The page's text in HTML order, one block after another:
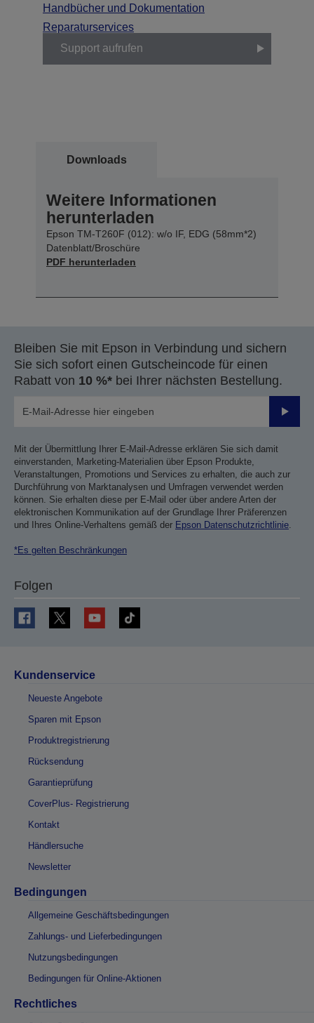
Handbücher und Dokumentation
Reparaturservices
Support aufrufen
Downloads
Weitere Informationen
herunterladen
Epson TM-T260F (012): w/o IF, EDG (58mm*2)
Datenblatt/Broschüre
PDF herunterladen
Bleiben Sie mit Epson in Verbindung und sichern
Sie sich sofort einen Gutscheincode für einen
Rabatt von 10 %* bei Ihrer nächsten Bestellung.
Mit der Übermittlung Ihrer E-Mail-Adresse erklären Sie sich damit
einverstanden, Marketing-Materialien über Epson Produkte,
Veranstaltungen, Promotions und Services zu erhalten, die auch zur
Durchführung von Marktanalysen und Umfragen verwendet werden
können. Sie erhalten diese per E-Mail oder über andere Arten der
elektronischen Kommunikation auf der Grundlage Ihrer Präferenzen
und Ihres Online-Verhaltens gemäß der Epson Datenschutzrichtlinie
*Es gelten Beschränkungen
Folgen
Kundenservice
Neueste Angebote
Sparen mit Epson
Produktregistrierung
Rücksendung
Garantieprüfung
CoverPlus- Registrierung
Kontakt
Händlersuche
Newsletter
Bedingungen
Allgemeine Geschäftsbedingungen
Zahlungs- und Lieferbedingungen
Nutzungsbedingungen
Bedingungen für Online-Aktionen
Rechtliches